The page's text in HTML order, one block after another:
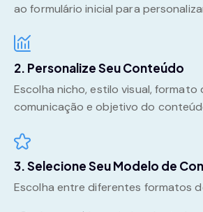
ao formulário inicial para
2. Personalize Seu Conteúdo
Escolha nicho, estilo visual, formato
comunicação e objetivo do
3. Selecione Seu Modelo de
Escolha entre diferentes formatos